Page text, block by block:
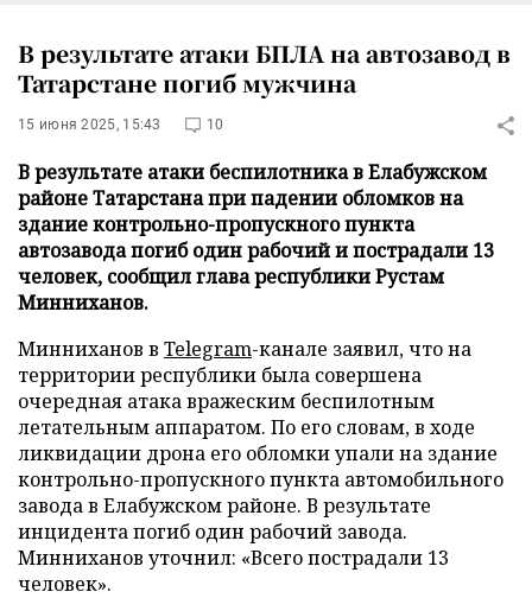
В результате атаки БПЛА на автозавод в
Татарстане погиб мужчина
15 июня 2025, 15:43 10
В результате атаки беспилотника в Елабужском
районе Татарстана при падении обломков на
здание контрольно-пропускного пункта
автозавода погиб один рабочий и пострадали 13
человек, сообщил глава республики Рустам
Минниханов.
Минниханов в Telegram-канале заявил, что на
территории республики была совершена
очередная атака вражеским беспилотным
летательным аппаратом. По его словам, в ходе
ликвидации дрона его обломки упали на здание
контрольно-пропускного пункта автомобильного
завода в Елабужском районе. В результате
инцидента погиб один рабочий завода.
Минниханов уточнил: «Всего пострадали 13
человек».